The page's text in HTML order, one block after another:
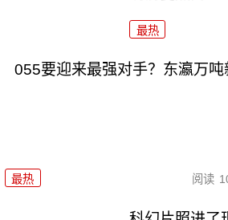
最热
055要迎来最强对手？东瀛万吨
最热 阅读